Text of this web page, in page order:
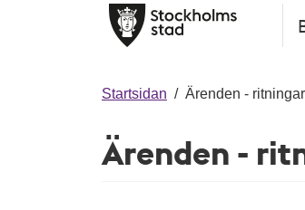
Startsidan / Ärenden -
Ärenden -